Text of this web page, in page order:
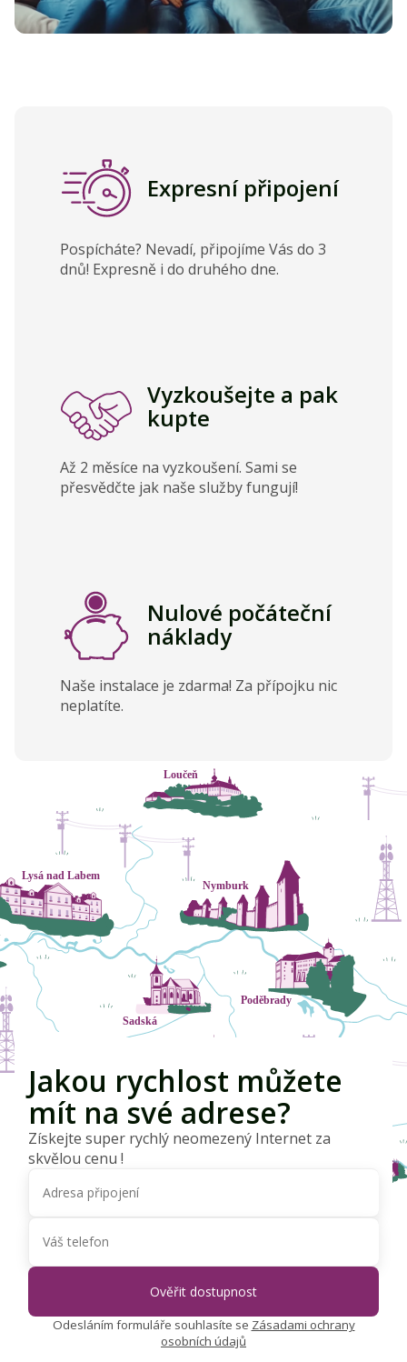
Expresní připojení
Pospícháte? Nevadí, připojíme Vás do 3
dnů! Expresně i do druhého dne.
Vyzkoušejte a pak
kupte
Až 2 měsíce na vyzkoušení. Sami se
přesvědčte jak naše služby fungují!
Nulové počáteční
náklady
Naše instalace je zdarma! Za přípojku nic
neplatíte.
Jakou rychlost můžete
mít na své adrese?
Získejte super rychlý neomezený Internet za
skvělou cenu !
Odesláním formuláře souhlasíte se Zásadami ochrany
osobních údajů